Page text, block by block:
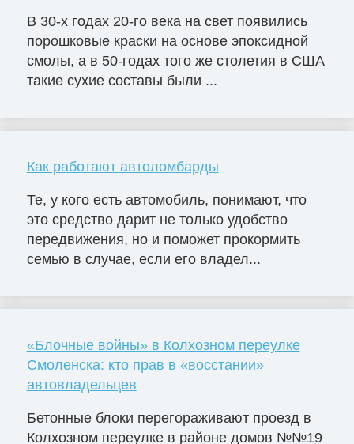
В 30-х годах 20-го века на свет появились
порошковые краски на основе эпоксидной
смолы, а в 50-годах того же столетия в США
такие сухие составы были ...
Как работают автоломбарды
Те, у кого есть автомобиль, понимают, что
это средство дарит не только удобство
передвижения, но и поможет прокормить
семью в случае, если его владел...
«Блочные войны» в Колхозном переулке
Смоленска: кто прав в «восстании»
автовладельцев
Бетонные блоки перегораживают проезд в
Колхозном переулке в районе домов №№19